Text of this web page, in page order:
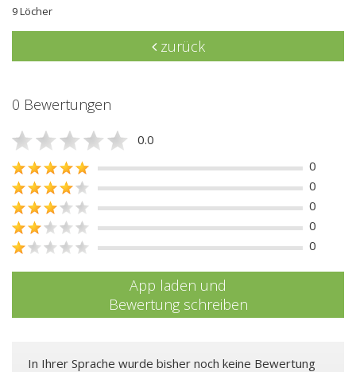
9 Löcher
zurück
0 Bewertungen
0.0
0
0
0
0
0
App laden und
Bewertung schreiben
In Ihrer Sprache wurde bisher noch keine Bewertung